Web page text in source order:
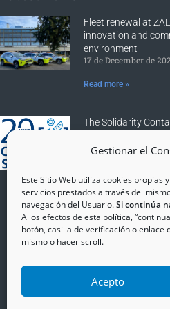
Gestionar el
Este Sitio Web utiliza cookies
servicios prestados a través del
navegación del Usuario.Si continúa
A los efectos de esta política,
botón, casilla de verificación o
mismo o hacer scroll.
Acepto
Fleet renewal at
innovation and
environment
17 de December de
Read more »
The Solidarity
solidarity in the
Read more »